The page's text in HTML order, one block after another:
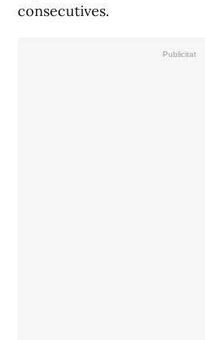
consecutives.